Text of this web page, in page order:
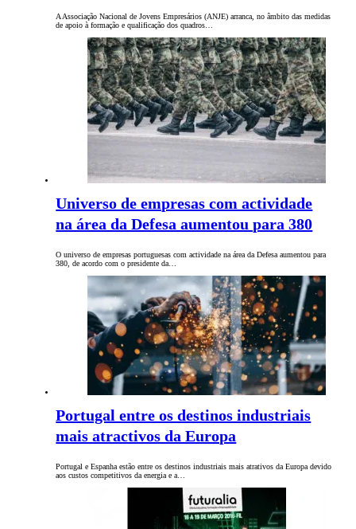
A Associação Nacional de Jovens Empresários (ANJE) arranca, no âmbito das medidas
de apoio à formação e qualificação dos quadros…
Universo de empresas com actividade
na área da Defesa aumentou para 380
O universo de empresas portuguesas com actividade na área da Defesa aumentou para
380, de acordo com o presidente da…
Portugal entre os destinos industriais
mais atractivos da Europa
Portugal e Espanha estão entre os destinos industriais mais atrativos da Europa devido
aos custos competitivos da energia e a…